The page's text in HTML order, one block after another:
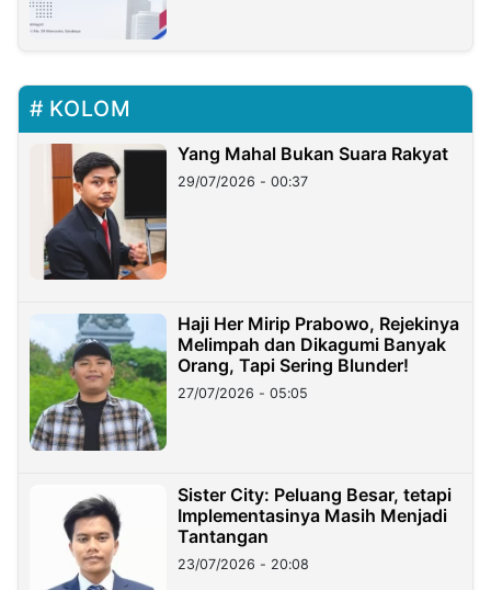
KOLOM
Yang Mahal Bukan Suara Rakyat
29/07/2026 - 00:37
Haji Her Mirip Prabowo, Rejekinya
Melimpah dan Dikagumi Banyak
Orang, Tapi Sering Blunder!
27/07/2026 - 05:05
Sister City: Peluang Besar, tetapi
Implementasinya Masih Menjadi
Tantangan
23/07/2026 - 20:08